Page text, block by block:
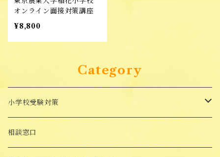
オンライン面接対策講座
¥8,800
Category
小学校受験対策
面接対策講座
相談窓口